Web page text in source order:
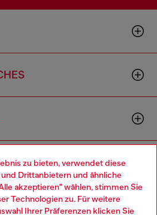
zu bieten, verwendet diese
Drittanbietern und ähnliche
akzeptieren" wählen, stimmen Sie
Technologien zu. Für weitere
Ihrer Präferenzen klicken Sie